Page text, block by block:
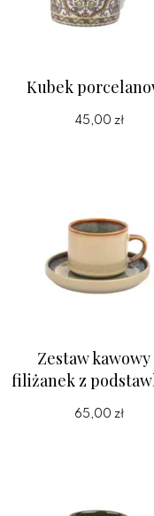
Kubek
45,00 zł
Zestaw kawowy
filiżanek z
65,00 zł